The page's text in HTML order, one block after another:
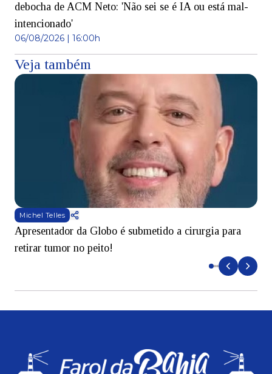
debocha de ACM Neto: 'Não sei se é IA ou está mal-
intencionado'
06/08/2026 | 16:00h
Veja também
Michel Telles
Apresentador da Globo é submetido a cirurgia para
retirar tumor no peito!